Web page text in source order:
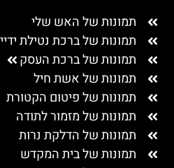
תמונות של האש שלי
תמונות של ברכת נטילת
תמונות של ברכת העסק
תמונות של אשת חיל
תמונות של פיטום הקטורת
תמונות של מזמור לתודה
תמונות של הדלקת נרות
תמונות של בית המקדש